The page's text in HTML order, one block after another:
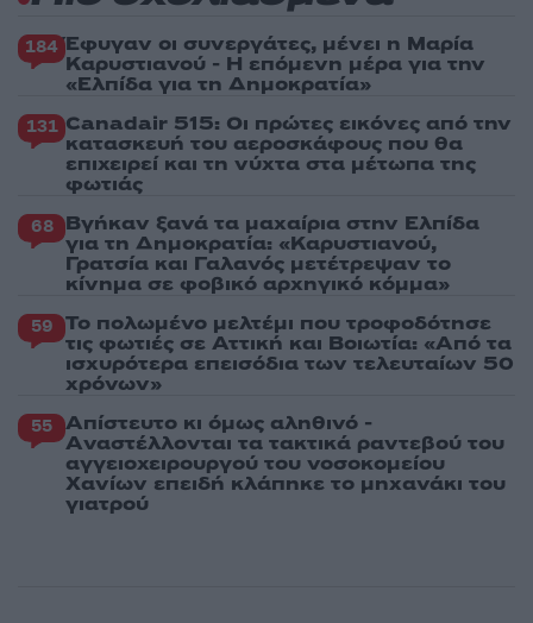
184 Έφυγαν οι συνεργάτες, μένει η Μαρία
Καρυστιανού - Η επόμενη μέρα για την
«Ελπίδα για τη Δημοκρατία»
131 Canadair 515: Οι πρώτες εικόνες από την
κατασκευή του αεροσκάφους που θα
επιχειρεί και τη νύχτα στα μέτωπα της
φωτιάς
68 Βγήκαν ξανά τα μαχαίρια στην Ελπίδα
για τη Δημοκρατία: «Καρυστιανού,
Γρατσία και Γαλανός μετέτρεψαν το
κίνημα σε φοβικό αρχηγικό κόμμα»
59 Το πολωμένο μελτέμι που τροφοδότησε
τις φωτιές σε Αττική και Βοιωτία: «Από τα
ισχυρότερα επεισόδια των τελευταίων 50
χρόνων»
55 Απίστευτο κι όμως αληθινό -
Aναστέλλονται τα τακτικά ραντεβού του
αγγειοχειρουργού του νοσοκομείου
Χανίων επειδή κλάπηκε το μηχανάκι του
γιατρού